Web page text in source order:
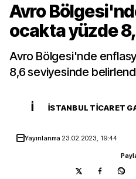
Avro
ocakta yüzde
Avro Bölgesi'nde
8,6 seviyesinde
İ İSTANBUL TICARET
Yayınlanma 23.02.2023, 19:44